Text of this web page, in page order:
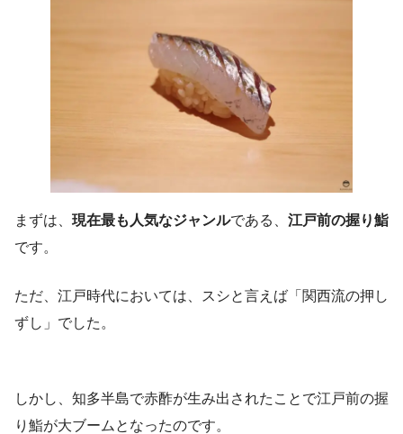
まずは、 現在最も人気なジャンルである、 江戸前の握り鮨
です。
ただ、江戸時代においては、スシと言えば「関西流の押し
ずし」でした。
しかし、知多半島で赤酢が生み出されたことで江戸前の握
り鮨が大ブームとなったのです。